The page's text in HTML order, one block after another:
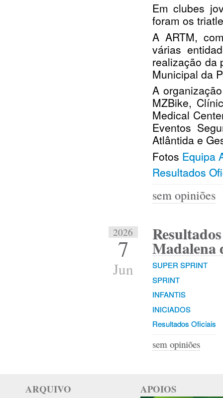
Em clubes
foram os
A ARTM,
várias
realização da
Municipal da
A
MZBike,
Medical
Eventos
Atlântida e
Fotos Equipa
Resultados
sem opiniões
2026
7
Jun
Madalena
SUPER SPRINT
SPRINT
INFANTIS
INICIADOS
Resultados Oficiais
sem opiniões
ARQUIVO APOIOS